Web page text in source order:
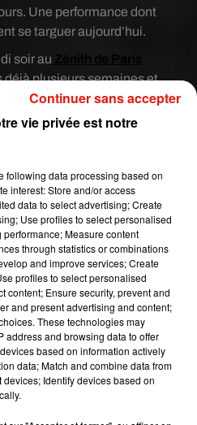
Une performance dont
se targuer aujourd’hui.
soir au Zénith de Paris
plusieurs semaines et
qui ont déjà leur place
show exceptionnel. La
Maluma a en effet
Il y avait aussi
de contacts entre la star et
la salle. Pour le contact,
pas son pareil. Il joue
viales réseaux sociaux
beaucoup de chaleur
ses admirateurs
à Madrid, il a aussi
personne et assumé sa
en changeant plusieurs
de voir ce que ça va
pour l’adresse de son
vie privée est notre
following data processing based on
interest: Store and/or access
data to select advertising; Create
Use profiles to select personalised
Measure content
through statistics or combinations
and improve services; Create
profiles to select personalised
content; Ensure security, prevent and
and present advertising and content;
These technologies may
address and browsing data to offer
based on information actively
data; Match and combine data from
Identify devices based on
Continuer sans accepter